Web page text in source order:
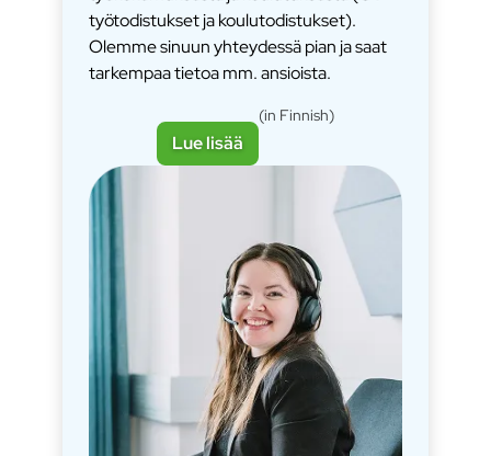
työtodistukset ja koulutodistukset).
Olemme sinuun yhteydessä pian ja saat
tarkempaa tietoa mm. ansioista.
Lue lisää
(in Finnish)